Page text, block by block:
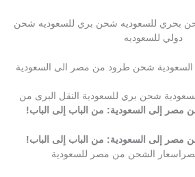
بحري للسعوديه شحن بري للسعوديه شحن
دولي للسعوديه
شحن طرود من مصر الى السعودية
شحن بري للسعودية النقل البرى من
إلى السعودية: من الباب إلى الباب!
إلى السعودية: من الباب إلى الباب!
مصراسعار الشحن من مصر للسعودية